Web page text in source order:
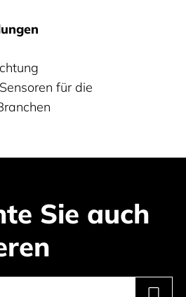
für die
Sie auch